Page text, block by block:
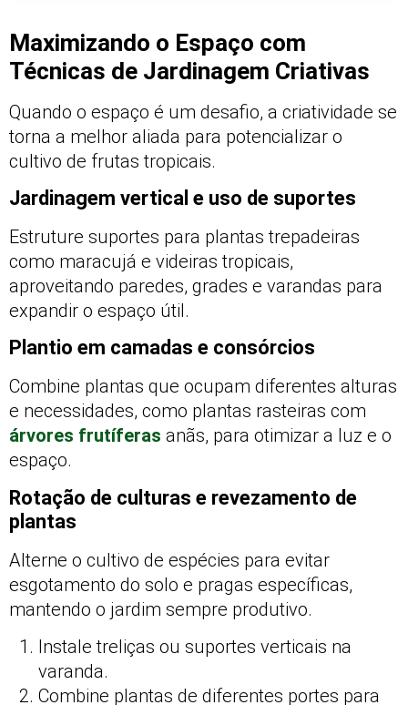
Maximizando o Espaço com
Técnicas de Jardinagem Criativas
Quando o espaço é um desafio, a criatividade se
torna a melhor aliada para potencializar o
cultivo de frutas tropicais.
Jardinagem vertical e uso de suportes
Estruture suportes para plantas trepadeiras
como maracujá e videiras tropicais,
aproveitando paredes, grades e varandas para
expandir o espaço útil.
Plantio em camadas e consórcios
Combine plantas que ocupam diferentes alturas
e necessidades, como plantas rasteiras com
árvores frutíferas anãs, para otimizar a luz e o
espaço.
Rotação de culturas e revezamento de
plantas
Alterne o cultivo de espécies para evitar
esgotamento do solo e pragas específicas,
mantendo o jardim sempre produtivo.
Instale treliças ou suportes verticais na
varanda.
Combine plantas de diferentes portes para